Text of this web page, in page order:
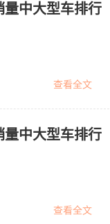
量中大型车排行
查看全文
量中大型车排行
查看全文